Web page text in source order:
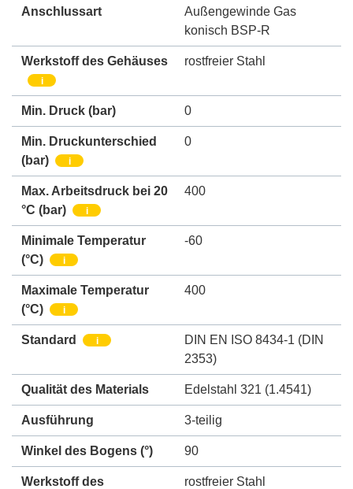
Anschlussart
Außengewinde Gas
konisch BSP-R
Werkstoff des Gehäuses
i
rostfreier Stahl
Min. Druck (bar) 0
Min. Druckunterschied
(bar)
i
0
Max. Arbeitsdruck bei 20
°C (bar)
i
400
Minimale Temperatur
(°C)
i
-60
Maximale Temperatur
(°C)
i
400
Standard i
DIN EN ISO 8434-1 (DIN
2353)
Qualität des Materials Edelstahl 321 (1.4541)
Ausführung 3-teilig
Winkel des Bogens (°) 90
Werkstoff des
rostfreier Stahl